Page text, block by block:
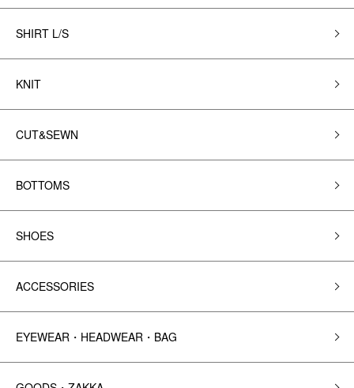
SHIRT L/S
KNIT
CUT&SEWN
BOTTOMS
SHOES
ACCESSORIES
EYEWEAR・HEADWEAR・BAG